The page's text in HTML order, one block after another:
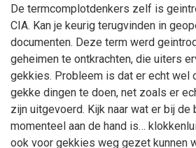
De termcomplotdenkers zelf is
CIA. Kan je keurig terugvinden in
documenten. Deze term werd
geheimen te ontkrachten, die uiters
gekkies. Probleem is dat er echt wel
gekke dingen te doen, net zoals er
zijn uitgevoerd. Kijk naar wat er bij
momenteel aan de hand is…
ook voor gekkies weg gezet kunnen